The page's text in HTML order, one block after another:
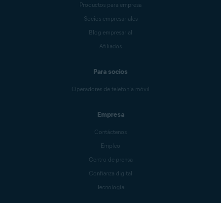
Productos para empresa
Socios empresariales
Blog empresarial
Afiliados
Para socios
Operadores de telefonía móvil
Empresa
Contáctenos
Empleo
Centro de prensa
Confianza digital
Tecnología